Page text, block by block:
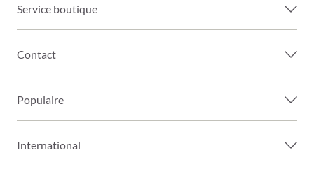
Service boutique
Contact
Populaire
International